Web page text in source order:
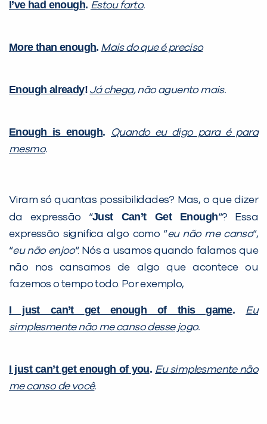
I’ve had enough. Estou farto.
More than enough. Mais do que é preciso
Enough already! Já chega, não aguento mais.
Enough is enough.
Quando eu digo para é para
mesmo.
Viram só quantas possibilidades? Mas, o que dizer
da expressão “Just Can’t Get Enough“? Essa
expressão significa algo como “eu não me canso“,
“eu não enjoo“. Nós a usamos quando falamos que
não nos cansamos de algo que acontece ou
fazemos o tempo todo. Por exemplo,
I just can’t get enough of this game.
Eu
simplesmente não me canso desse jogo.
I just can’tget enough of you. Eu simplesmente não
me canso de você.